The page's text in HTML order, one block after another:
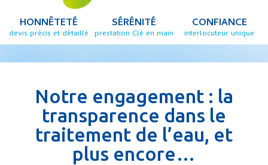
HONNÊTETÉ
devis précis et détaillé
SÉRÉNITÉ
prestation Clé en main
CONFIANCE
interlocuteur unique
Notre engagement : la
transparence dans le
traitement de l’eau, et
plus encore…